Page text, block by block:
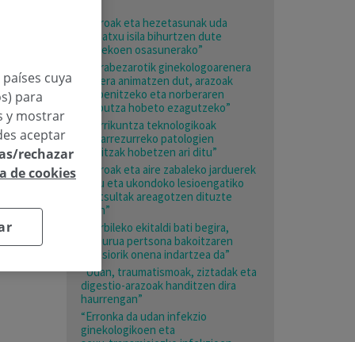
“Beroak eta hezetasunak uda
mehatxu isila bihurtzen dute
adinekoen osasunerako”
“Nerabezarotik ginekologoarenera
joatera animatzen dut, arazoak
prebenitzeko eta norberaren
gorputza hobeto ezagutzeko”
“Berrikuntza teknologikoak
bizkarrezurreko patologien
emaitzak hobetzen ari ditu”
“Beroak eta aire zabaleko jarduerek
esku eta ukondoko lesioengatiko
kontsultak areagotzen dituzte
udan”
“Hurbileko ekitaldi bati begira,
helburua pertsona bakoitzaren
bertsiorik onena indartzea da”
“Udan, traumatismoak, ziztadak eta
digestio-arazoak handitzen dira
haurrengan”
“Erronka da udan infekzio
ginekologikoen eta
cuya
para
y mostrar
aceptar
rechazar
de cookies